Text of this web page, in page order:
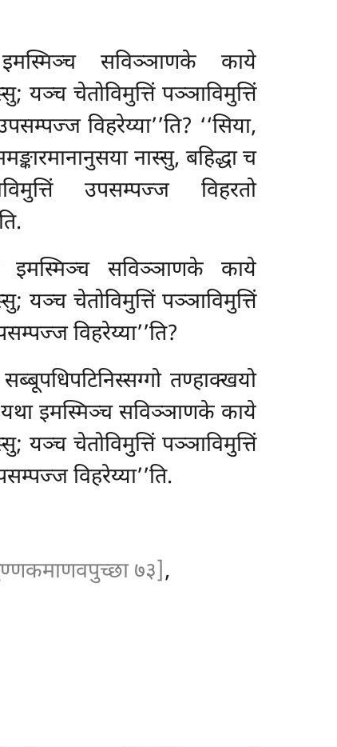
सविञ्ञाणके काये
यञ्च चेतोविमुत्तिं पञ्ञाविमुत्तिं
विहरेय्या’’ति? ‘‘सिया,
नास्सु, बहिद्धा च
उपसम्पज्ज विहरतो
इमस्मिञ्च सविञ्ञाणके काये
यञ्च चेतोविमुत्तिं पञ्ञाविमुत्तिं
विहरेय्या’’ति?
तण्हाक्खयो
यथा इमस्मिञ्च सविञ्ञाणके काये
यञ्च चेतोविमुत्तिं पञ्ञाविमुत्तिं
विहरेय्या’’ति.
७३],